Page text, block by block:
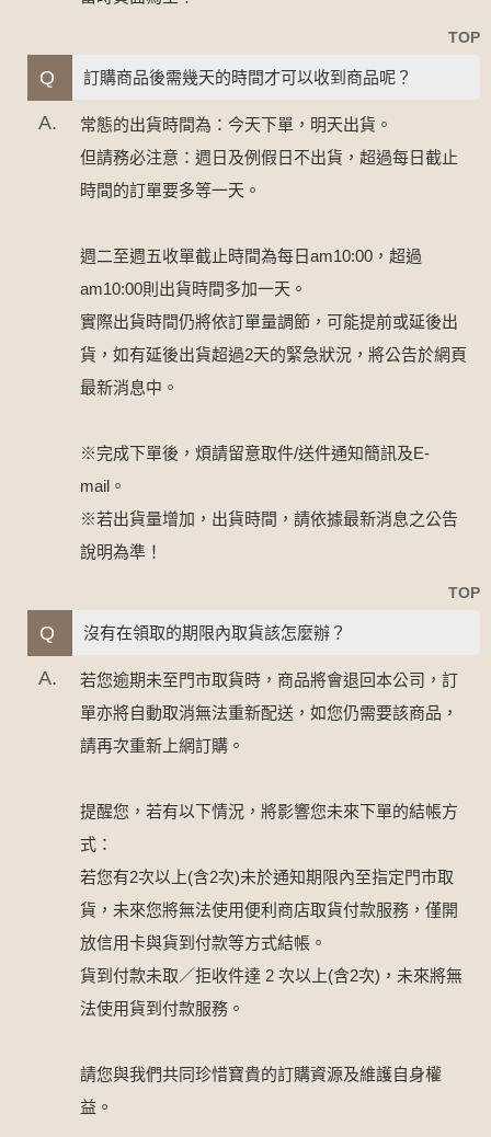
TOP
Q 訂購商品後需幾天的時間才可以收到商品呢？
A.
常態的出貨時間為：今天下單，明天出貨。
但請務必注意：週日及例假日不出貨，超過每日截止
時間的訂單要多等一天。
週二至週五收單截止時間為每日am10:00，超過
am10:00則出貨時間多加一天。
實際出貨時間仍將依訂單量調節，可能提前或延後出
貨，如有延後出貨超過2天的緊急狀況，將公告於網頁
最新消息中。
※完成下單後，煩請留意取件/送件通知簡訊及E-
mail。
※若出貨量增加，出貨時間，請依據最新消息之公告
說明為準！
TOP
Q 沒有在領取的期限內取貨該怎麼辦？
A.
若您逾期未至門市取貨時，商品將會退回本公司，訂
單亦將自動取消無法重新配送，如您仍需要該商品，
請再次重新上網訂購。
提醒您，若有以下情況，將影響您未來下單的結帳方
式：
若您有2次以上(含2次)未於通知期限內至指定門巿取
貨，未來您將無法使用便利商店取貨付款服務，僅開
放信用卡與貨到付款等方式結帳。
貨到付款未取／拒收件達 2 次以上(含2次)，未來將無
法使用貨到付款服務。
請您與我們共同珍惜寶貴的訂購資源及維護自身權
益。